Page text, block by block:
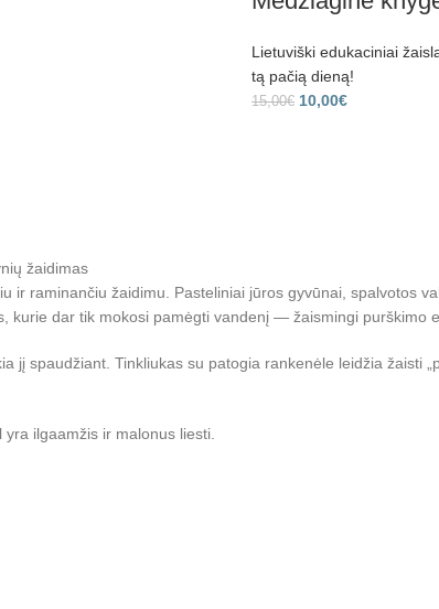
Lietuviški edukaciniai
tą pačią dieną!
15,00€ 10,00€
žaidimas
ir raminančiu žaidimu. Pasteliniai jūros gyvūnai, spalvotos
kurie dar tik mokosi pamėgti vandenį — žaismingi purškimo
jį spaudžiant. Tinkliukas su patogia rankenėle leidžia žaisti
ilgaamžis ir malonus liesti.